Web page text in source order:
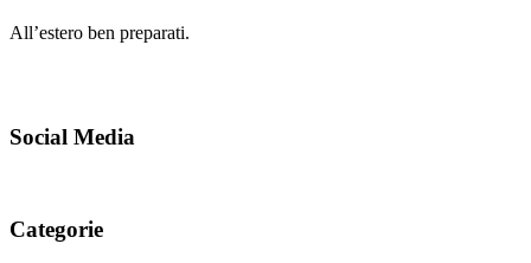
All’estero ben preparati.
Social Media
Categorie